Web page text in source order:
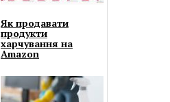
Як продавати
продукти
харчування на
Amazon